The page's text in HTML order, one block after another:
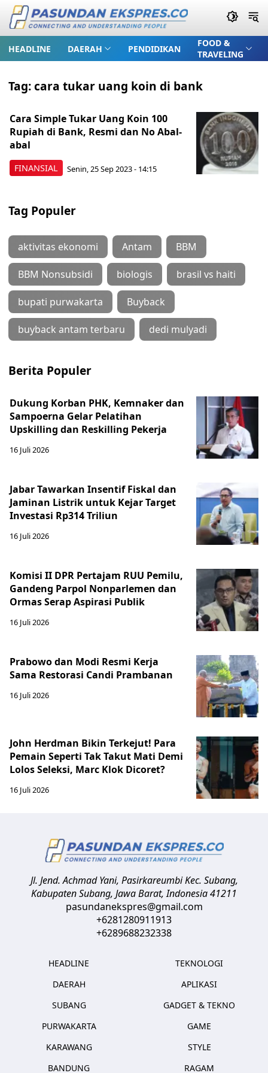
HEADLINE DAERAH PENDIDIKAN
FOOD &
TRAVELING
Tag:cara tukar uang koin di bank
FINANSIAL
Cara Simple Tukar Uang Koin 100
Rupiah di Bank, Resmi dan No Abal-
abal
Senin, 25 Sep 2023 - 14:15
Tag Populer
aktivitas ekonomi Antam BBM
BBM Nonsubsidi biologis brasil vs haiti
bupati purwakarta Buyback
buyback antam terbaru dedi mulyadi
Berita Populer
Dukung Korban PHK, Kemnaker dan
Sampoerna Gelar Pelatihan
Upskilling dan Reskilling Pekerja
16 Juli 2026
Jabar Tawarkan Insentif Fiskal dan
Jaminan Listrik untuk Kejar Target
Investasi Rp314 Triliun
16 Juli 2026
Komisi II DPR Pertajam RUU Pemilu,
Gandeng Parpol Nonparlemen dan
Ormas Serap Aspirasi Publik
16 Juli 2026
Prabowo dan Modi Resmi Kerja
Sama Restorasi Candi Prambanan
16 Juli 2026
John Herdman Bikin Terkejut! Para
Pemain Seperti Tak Takut Mati Demi
Lolos Seleksi, Marc Klok Dicoret?
16 Juli 2026
Jl. Jend. Achmad Yani, Pasirkareumbi Kec. Subang,
Kabupaten Subang, Jawa Barat,Indonesia41211
pasundanekspres@gmail.com
+6281280911913
+6289688232338
HEADLINE
DAERAH
SUBANG
PURWAKARTA
KARAWANG
BANDUNG
TEKNOLOGI
APLIKASI
GADGET & TEKNO
GAME
STYLE
RAGAM